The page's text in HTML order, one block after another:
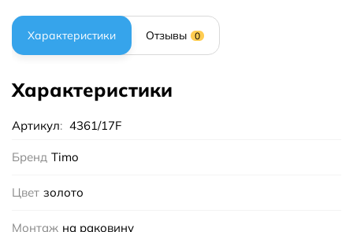
Характеристики Отзывы 0
Характеристики
Артикул: 4361/17F
Бренд Timo
Цвет золото
Монтаж на раковину